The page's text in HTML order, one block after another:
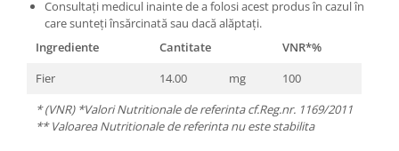
Consultați medicul inainte de a folosi acest produs în cazul în
care sunteți însărcinată sau dacă alăptați.
Ingrediente
Cantitate
VNR*%
Fier
14.00 mg
100
* (VNR) *Valori Nutritionale de referinta cf.Reg.nr. 1169/2011
** Valoarea Nutritionale de referinta nu este stabilita